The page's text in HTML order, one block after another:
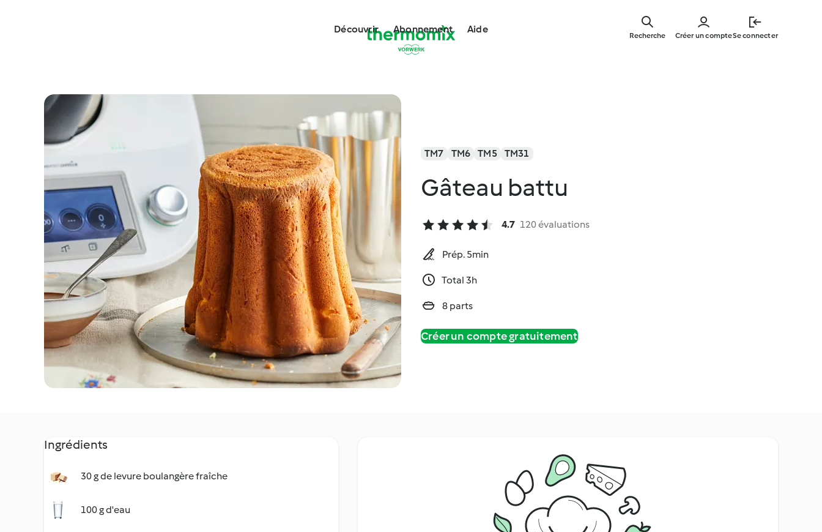
main
Découvrir Abonnement Aide
Créer un compteSe connecter
Recherche
TM7 TM6 TM5 TM31
Gâteau battu
4.7 120 évaluations
Prép. 5min
Total 3h
8 parts
Créer un compte gratuitement
Ingrédients
30 g de levure boulangère fraîche
100 g d'eau